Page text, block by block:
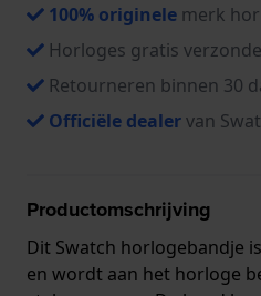
100% originele merk
Horloges gratis
Retourneren binnen 30
Officiële dealervan
Productomschrijving
Dit Swatch horlogebandje
en wordt aan het horloge